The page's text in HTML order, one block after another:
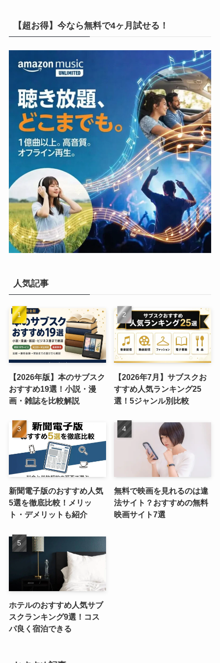
【超お得】今なら無料で4ヶ月試せる！
人気記事
【2026年版】本のサブスク
おすすめ19選！小説・漫
画・雑誌を比較解説
【2026年7月】サブスクお
すすめ人気ランキング25
選！5ジャンル別比較
新聞電子版のおすすめ人気
5選を徹底比較！メリッ
ト・デメリットも紹介
無料で映画を見れるのは違
法サイト？おすすめの無料
映画サイト7選
ホテルのおすすめ人気サブ
スクランキング9選！コス
パ良く宿泊できる